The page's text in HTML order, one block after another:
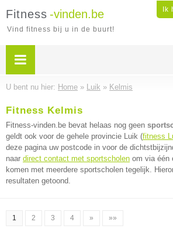
Ik
Fitness -vinden.be
Vind fitness bij u in de buurt!
U bent nu hier: Home » Luik » Kelmis
Fitness Kelmis
Fitness-vinden.be bevat helaas nog geen
geldt ook voor de gehele provincie Luik (fitness
deze pagina uw postcode in voor de
naar direct contact met sportscholen om via één
komen met meerdere sportscholen tegelijk.
resultaten getoond.
1 2 3 4 » »»